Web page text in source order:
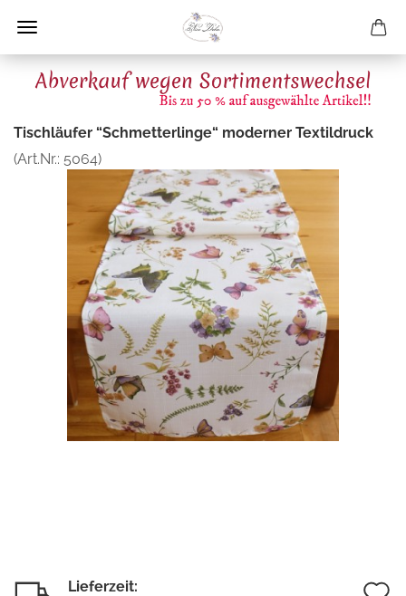
Tischläufer “Schmetterlinge“ moderner Textildruck
(Art.Nr.: 5064)
Lieferzeit: